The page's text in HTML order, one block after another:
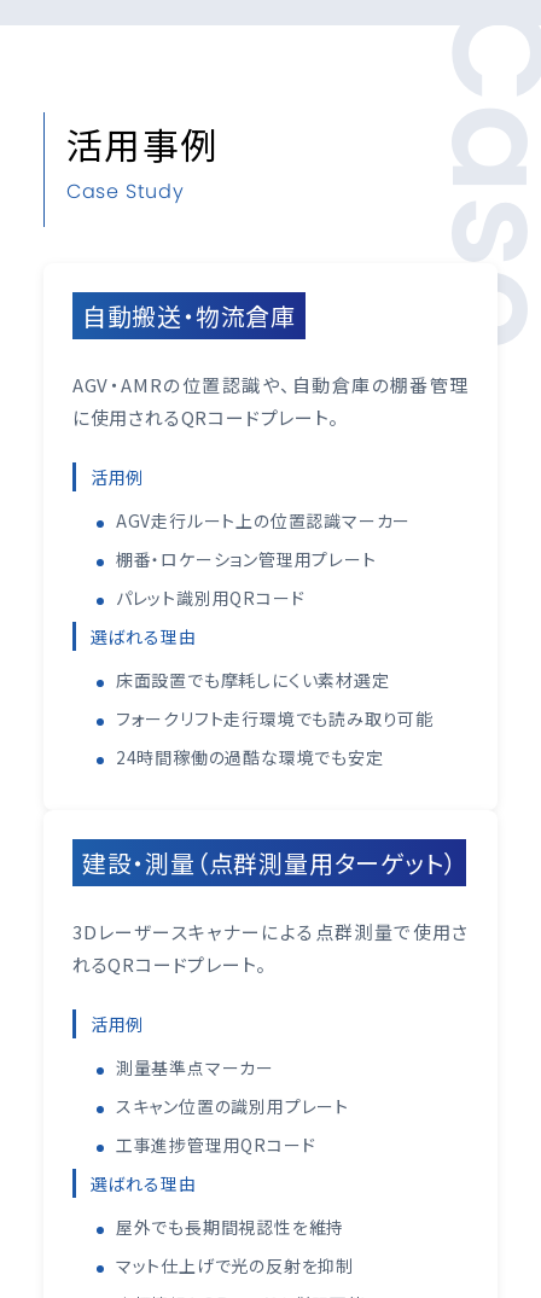
活用事例
Case Study
自動搬送・物流倉庫
AGV・AMRの位置認識や、自動倉庫の棚番管理
に使用されるQRコードプレート。
活用例
AGV走行ルート上の位置認識マーカー
棚番・ロケーション管理用プレート
パレット識別用QRコード
選ばれる理由
床面設置でも摩耗しにくい素材選定
フォークリフト走行環境でも読み取り可能
24時間稼働の過酷な環境でも安定
建設・測量（点群測量用ターゲット）
3Dレーザースキャナーによる点群測量で使用さ
れるQRコードプレート。
活用例
測量基準点マーカー
スキャン位置の識別用プレート
工事進捗管理用QRコード
選ばれる理由
屋外でも長期間視認性を維持
マット仕上げで光の反射を抑制